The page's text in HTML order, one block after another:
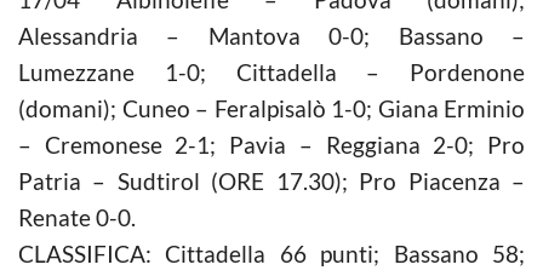
Alessandria – Mantova 0-0; Bassano –
Lumezzane 1-0; Cittadella – Pordenone
(domani); Cuneo – Feralpisalò 1-0; Giana Erminio
– Cremonese 2-1; Pavia – Reggiana 2-0; Pro
Patria – Sudtirol (ORE 17.30); Pro Piacenza –
Renate 0-0.
CLASSIFICA: Cittadella 66 punti; Bassano 58;